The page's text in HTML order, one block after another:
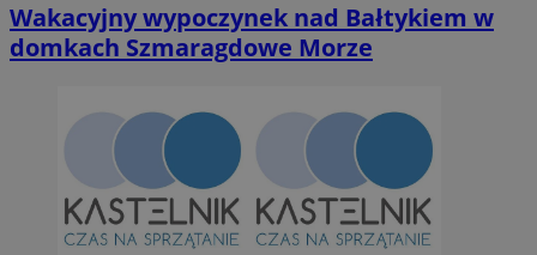
Wakacyjny wypoczynek nad Bałtykiem w
domkach Szmaragdowe Morze